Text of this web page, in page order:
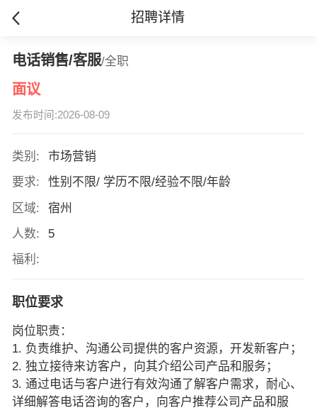
招聘详情
电话销售/客服/全职
面议
发布时间:2026-08-09
类别:
市场营销
要求:
性别不限/ 学历不限/经验不限/年龄
区域:
宿州
人数:
5
福利:
职位要求
岗位职责：
1. 负责维护、沟通公司提供的客户资源，开发新客户；
2. 独立接待来访客户，向其介绍公司产品和服务；
3. 通过电话与客户进行有效沟通了解客户需求，耐心、
详细解答电话咨询的客户，向客户推荐公司产品和服